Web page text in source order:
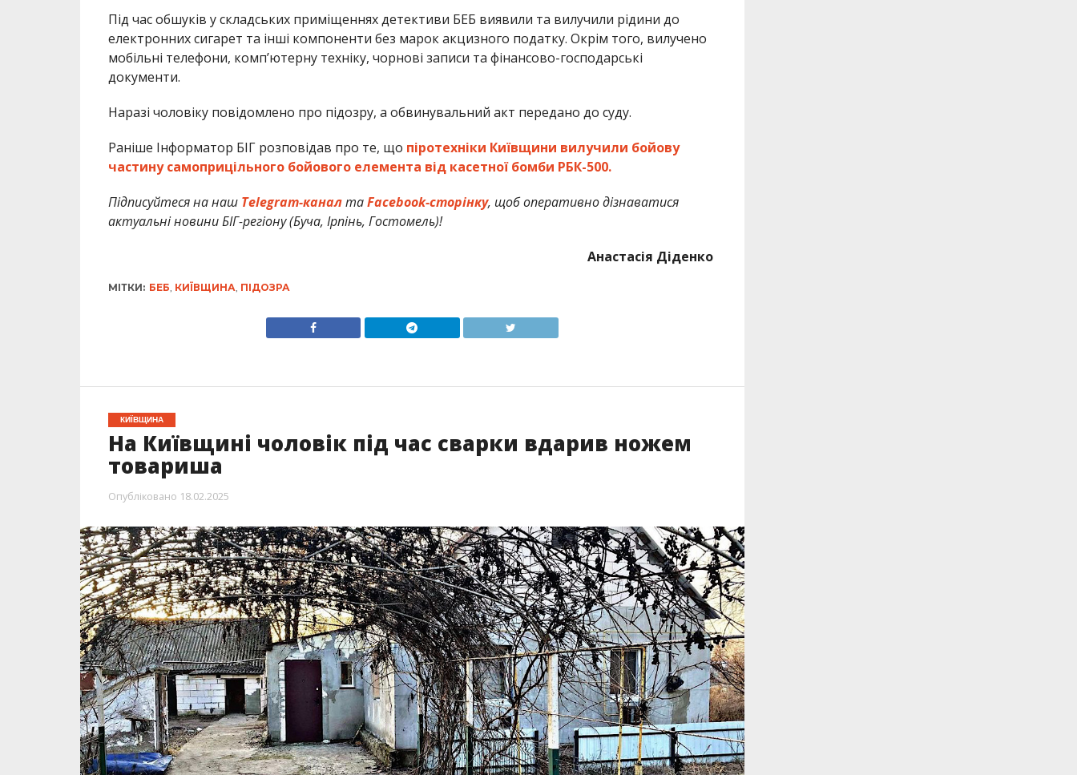
Під час обшуків у складських приміщеннях детективи БЕБ виявили та вилучили рідини до
електронних сигарет та інші компоненти без марок акцизного податку. Окрім того, вилучено
мобільні телефони, комп’ютерну техніку, чорнові записи та фінансово-господарські
документи.
Наразі чоловіку повідомлено про підозру, а обвинувальний акт передано до суду.
Раніше Інформатор БІГ розповідав про те, що піротехніки Київщини вилучили бойову
частину самоприцільного бойового елемента від касетної бомби РБК-500.
Підписуйтеся на наш Telegram-каналтаFacebook-сторінку, щоб оперативно дізнаватися
актуальні новини БІГ-регіону (Буча, Ірпінь, Гостомель)!
Анастасія Діденко
МІТКИ: БЕБ, КИЇВЩИНА, ПІДОЗРА
КИЇВЩИНА
На Київщині чоловік під час сварки вдарив ножем
товариша
Опубліковано 18.02.2025